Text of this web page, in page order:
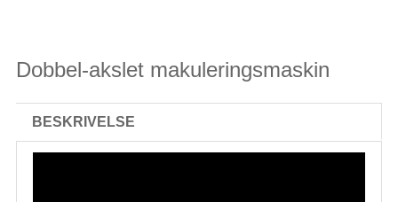
Dobbel-akslet makuleringsmaskin
BESKRIVELSE